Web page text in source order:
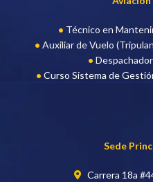
Técnico en
Auxiliar de Vuelo
Curso Sistema de
Sede
Carrera 18a